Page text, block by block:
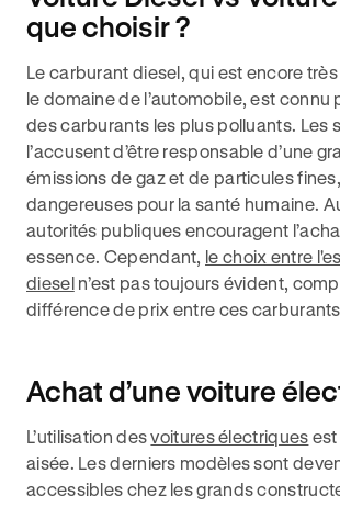
que choisir ?
Le carburant diesel, qui est encore
le domaine de l’automobile, est connu
des carburants les plus polluants. Les
l’accusent d’être responsable d’une
émissions de gaz et de particules
dangereuses pour la santé humaine.
autorités publiques encouragent
essence. Cependant, le choix entre
dieseln’est pas toujours évident,
différence de prix entre ces
Achat d’une voiture
L’utilisation desvoitures électriques
aisée. Les derniers modèles sont
accessibles chez les grands